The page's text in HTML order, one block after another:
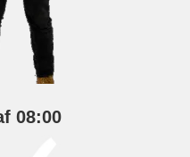
08:00